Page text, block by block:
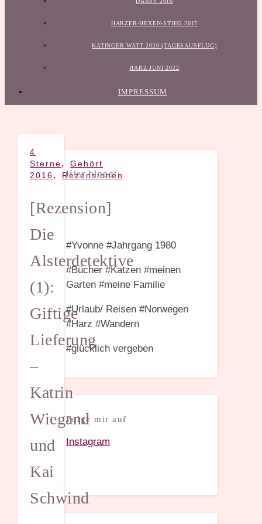
HARZER-HEXEN-STIEG 2017
KATINGER WATT 2020 (TAGESAUSFLUG)
HARZ JUNI 2022
IMPRESSUM
4
Sterne, Gehört
2016, Rezensionen
[Rezension]
Die
Alsterdetektive
(1):
Giftige
Lieferung
–
Katrin
Wiegand
und
Kai
Schwind
Hier bloggt:
#Yvonne #Jahrgang 1980
#Bücher #Katzen #meinen
Garten #meine Familie
#Urlaub/ Reisen #Norwegen
#Harz #Wandern
#glücklich vergeben
Folge mir auf
Instagram